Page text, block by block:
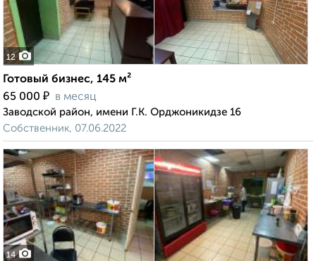
12
Готовый бизнес, 145 м²
65 000 ₽ в месяц
Заводской район, имени Г.К. Орджоникидзе 16
Собственник, 07.06.2022
14